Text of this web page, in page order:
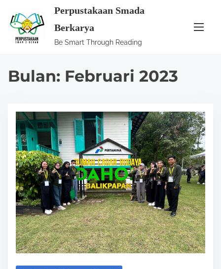
Perpustakaan Smada
Berkarya
Be Smart Through Reading
Bulan: Februari 2023